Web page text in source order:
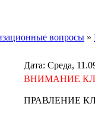
вопросы »
Дата: Среда,
ВНИМАНИЕ
ПРАВЛЕНИЕ